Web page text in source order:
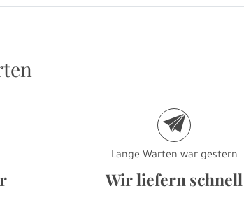
e
Lange Warten war gestern
Wir liefern schnell